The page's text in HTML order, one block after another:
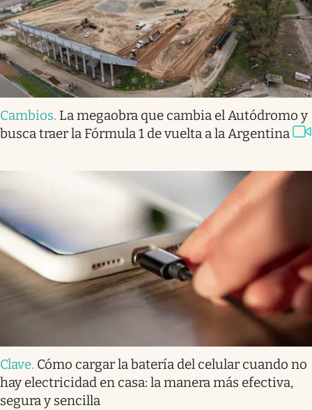
Cambios. La megaobra que cambia el Autódromo y
busca traer la Fórmula 1 de vuelta a la Argentina
Clave. Cómo cargar la batería del celular cuando no
hay electricidad en casa: la manera más efectiva,
segura y sencilla